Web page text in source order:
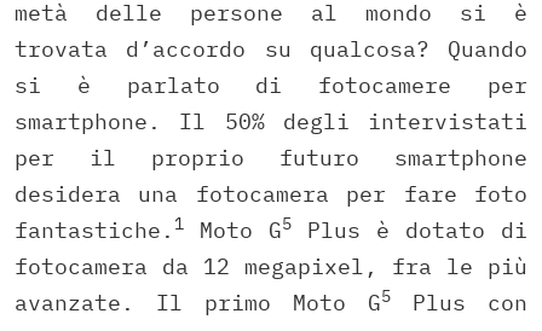
metà delle persone al mondo si è
trovata d’accordo su qualcosa? Quando
si è parlato di fotocamere per
smartphone. Il 50% degli intervistati
per il proprio futuro smartphone
desidera una fotocamera per fare foto
fantastiche. 1 Moto G5
Plus è dotato di
fotocamera da 12 megapixel, fra le più
avanzate. Il primo Moto G5
Plus con